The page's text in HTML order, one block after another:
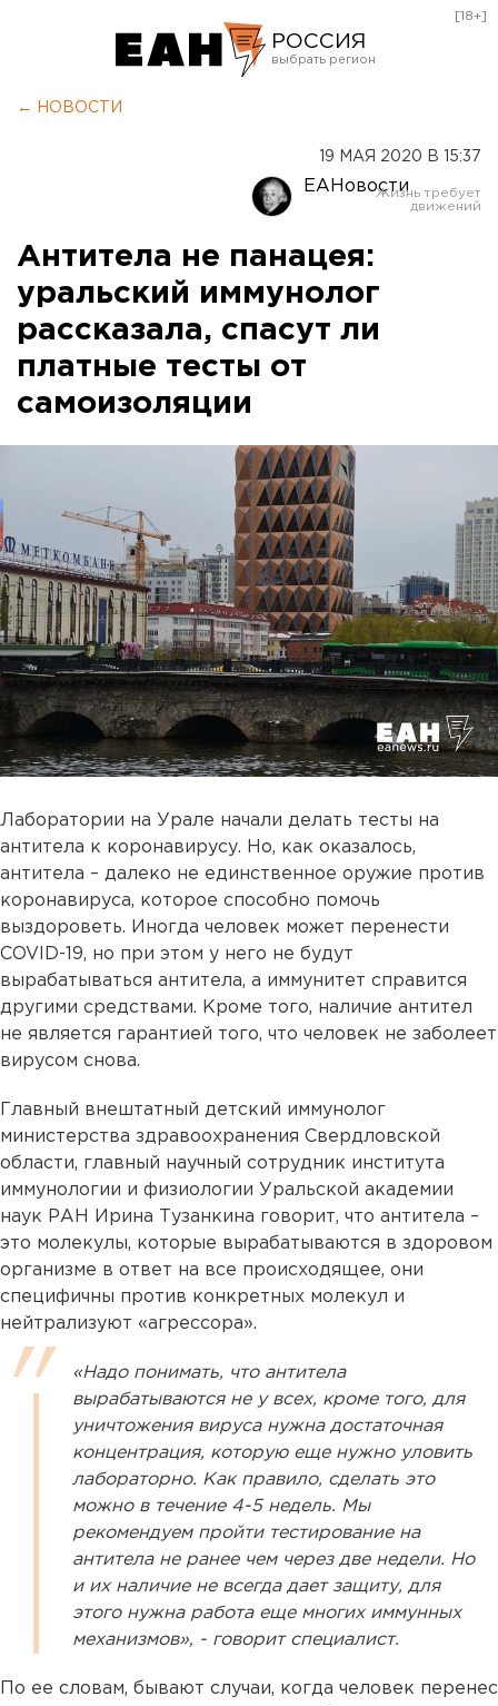
РОССИЯ
Оренбург
[18+]
← НОВОСТИ
19 МАЯ 2020 В 15:37
ЕАНовости
Антитела не панацея:
уральский иммунолог
рассказала, спасут ли
платные тесты от
самоизоляции
Лаборатории на Урале начали делать тесты на
антитела к коронавирусу. Но, как оказалось,
антитела – далеко не единственное оружие против
коронавируса, которое способно помочь
выздороветь. Иногда человек может перенести
COVID-19, но при этом у него не будут
вырабатываться антитела, а иммунитет справится
другими средствами. Кроме того, наличие антител
не является гарантией того, что человек не заболеет
вирусом снова.
Главный внештатный детский иммунолог
министерства здравоохранения Свердловской
области, главный научный сотрудник института
иммунологии и физиологии Уральской академии
наук РАН Ирина Тузанкина говорит, что антитела –
это молекулы, которые вырабатываются в здоровом
организме в ответ на все происходящее, они
специфичны против конкретных молекул и
нейтрализуют «агрессора».
«Надо понимать, что антитела
вырабатываются не у всех, кроме того, для
уничтожения вируса нужна достаточная
концентрация, которую еще нужно уловить
лабораторно. Как правило, сделать это
можно в течение 4-5 недель. Мы
рекомендуем пройти тестирование на
антитела не ранее чем через две недели. Но
и их наличие не всегда дает защиту, для
этого нужна работа еще многих иммунных
механизмов», - говорит специалист.
По ее словам, бывают случаи, когда человек перенес